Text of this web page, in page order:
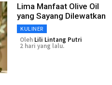
Lima Manfaat Olive Oil
yang Sayang Dilewatkan
KULINER
Oleh Lili Lintang Putri
2 hari yang lalu.